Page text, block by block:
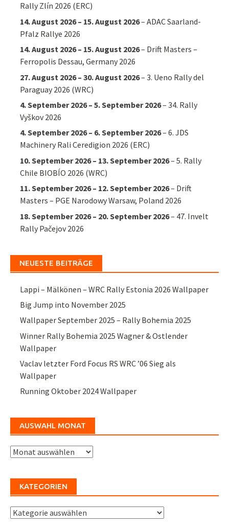
Rally Zlín 2026 (ERC)
14. August 2026– 15. August 2026–ADAC Saarland-
Pfalz Rallye 2026
14. August 2026– 15. August 2026– Drift Masters –
Ferropolis Dessau, Germany 2026
27. August 2026– 30. August 2026–3. Ueno Rally del
Paraguay 2026 (WRC)
4. September 2026– 5. September 2026–34. Rally
Vyškov 2026
4. September 2026– 6. September 2026–6. JDS
Machinery Rali Ceredigion 2026 (ERC)
10. September 2026– 13. September 2026–5. Rally
Chile BIOBÍO 2026 (WRC)
11. September 2026– 12. September 2026– Drift
Masters – PGE Narodowy Warsaw, Poland 2026
18. September 2026– 20. September 2026– 47. Invelt
Rally Pačejov 2026
NEUESTE BEITRÄGE
Lappi – Mälkönen – WRC Rally Estonia 2026 Wallpaper
Big Jump into November 2025
Wallpaper September 2025 – Rally Bohemia 2025
Winner Rally Bohemia 2025 Wagner & Ostlender
Wallpaper
Vaclav letzter Ford Focus RS WRC ’06 Sieg als
Wallpaper
Running Oktober 2024 Wallpaper
AUSWAHL MONAT
Auswahl
KATEGORIEN
Kategorien